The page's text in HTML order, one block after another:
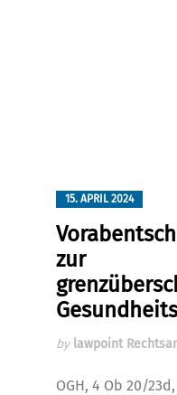
15. APRIL 2024
zur
by lawpoint
OGH, 4 Ob 20/23d,